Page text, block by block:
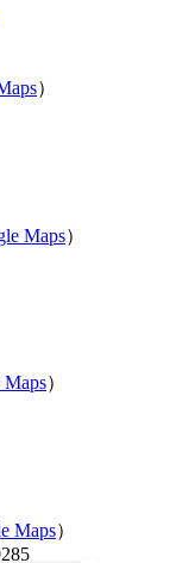
）
Maps）
Maps）
Maps）